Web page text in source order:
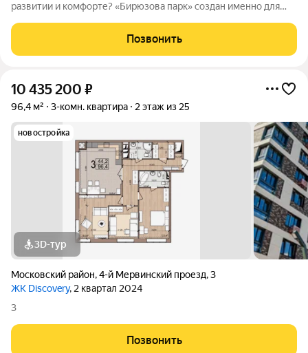
развитии и комфорте? «Бирюзова парк» создан именно для
идеальный вариант для семьи с детьми? Рядом всё, что нужно
детям: 6 детских
Позвонить
10 435 200 ₽
96,4 м² 3-комн. квартира 2 этаж из 25
новостройка
3D-тур
Московский район,4-й Мервинский проезд,3
ЖК Discovery, 2 квартал 2024
3
Позвонить